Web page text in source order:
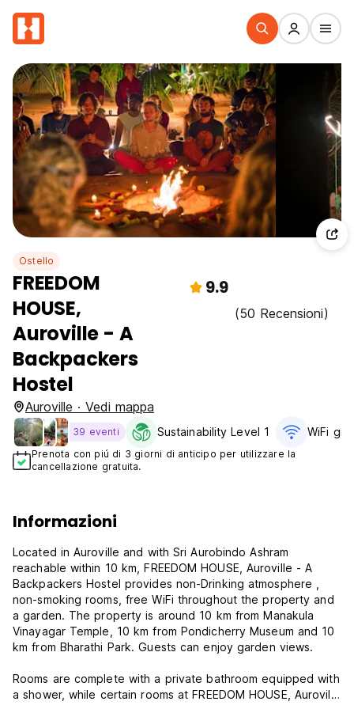
Ostello
FREEDOM
HOUSE,
Auroville - A
Backpackers
Hostel
9.9
(50 Recensioni)
Auroville · Vedi mappa
39 eventi Sustainability Level 1 WiFi
Prenota con piú di 3 giorni di anticipo per utilizzare la
cancellazione gratuita.
Informazioni
Located in Auroville and with Sri Aurobindo Ashram
reachable within 10 km, FREEDOM HOUSE, Auroville - A
Backpackers Hostel provides non-Drinking atmosphere ,
non-smoking rooms, free WiFi throughout the property and
a garden. The property is around 10 km from Manakula
Vinayagar Temple, 10 km from Pondicherry Museum and 10
km from Bharathi Park. Guests can enjoy garden views.
Rooms are complete with a private bathroom equipped with
a shower, while certain rooms at FREEDOM HOUSE, Auroville